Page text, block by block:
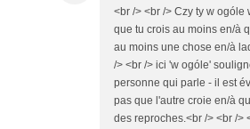
<br /> <br /> Czy ty w ogóle
que tu crois au moins en/à
au moins une chose en/à
/> <br /> ici 'w ogóle'
personne qui parle - il est
pas que l'autre croie en/à
des reproches.<br /> <br />